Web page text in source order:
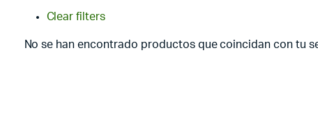
Clear filters
No se han encontrado productos que coincidan con tu